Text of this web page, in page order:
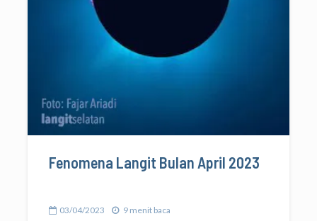
Fenomena Langit Bulan April 2023
03/04/2023 9 menit baca